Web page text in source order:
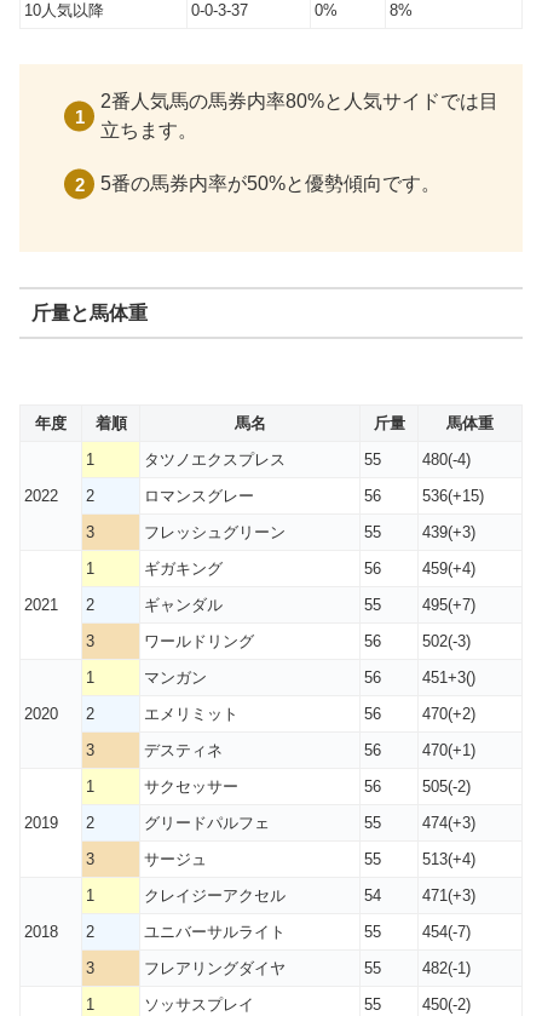
10人気以降
0-0-3-37 0% 8%
2番人気馬の馬券内率80%と人気サイドでは目
立ちます。
5番の馬券内率が50%と優勢傾向です。
斤量と馬体重
年度 着順 馬名 斤量 馬体重
2022
1 タツノエクスプレス 55
480(-4)
2
ロマンスグレー 56
536(+15)
3
フレッシュグリーン 55 439(+3)
2021
1 ギガキング 56
459(+4)
2
ギャンダル 55
495(+7)
3
ワールドリング 56 502(-3)
2020
1 マンガン 56
451+3()
2
エメリミット 56
470(+2)
3
デスティネ 56 470(+1)
2019
1 サクセッサー 56
505(-2)
2
グリードパルフェ 55
474(+3)
3
サージュ 55 513(+4)
2018
1 クレイジーアクセル 54
471(+3)
2
ユニバーサルライト 55
454(-7)
3
フレアリングダイヤ 55 482(-1)
1 ソッサスプレイ 55
450(-2)